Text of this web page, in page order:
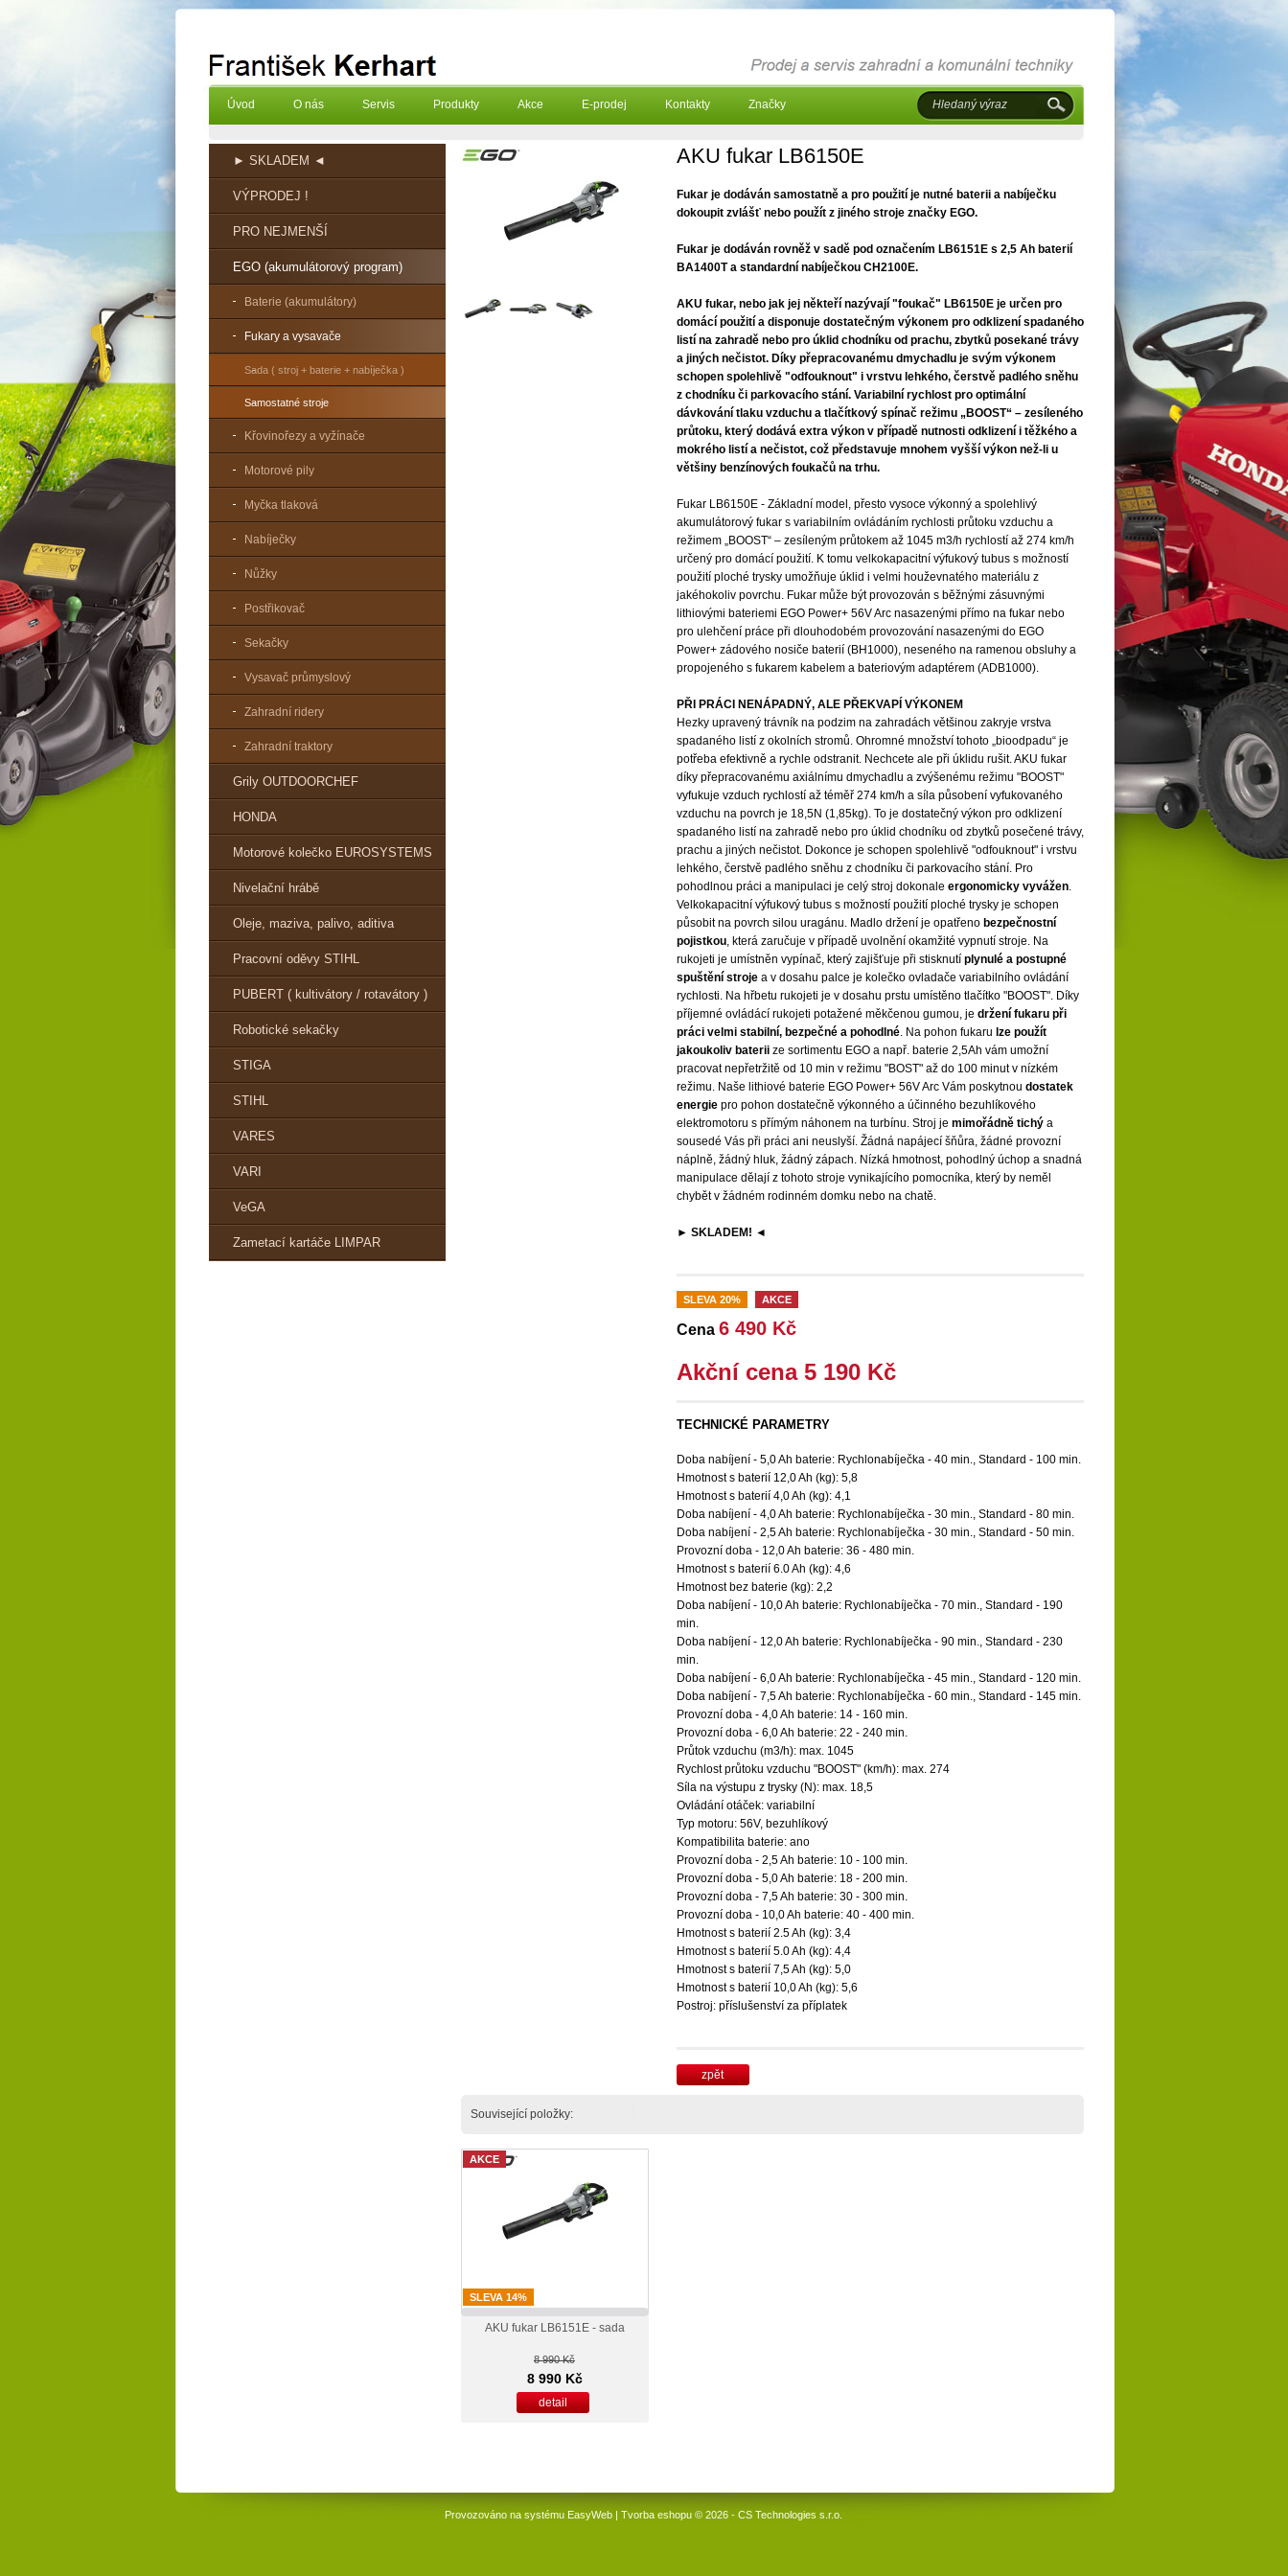
Úvod O nás Servis Produkty Akce E-prodej Kontakty Značky
► SKLADEM ◄
VÝPRODEJ !
PRO NEJMENŠÍ
EGO (akumulátorový program)
Baterie (akumulátory)
Fukary a vysavače
Sada ( stroj + baterie + nabíječka )
Samostatné stroje
Křovinořezy a vyžínače
Motorové pily
Myčka tlaková
Nabíječky
Nůžky
Postřikovač
Sekačky
Vysavač průmyslový
Zahradní ridery
Zahradní traktory
Grily OUTDOORCHEF
HONDA
Motorové kolečko EUROSYSTEMS
Nivelační hrábě
Oleje, maziva, palivo, aditiva
Pracovní oděvy STIHL
PUBERT ( kultivátory / rotavátory )
Robotické sekačky
STIGA
STIHL
VARES
VARI
VeGA
Zametací kartáče LIMPAR
AKU fukar LB6150E
Fukar je dodáván samostatně a pro použití je nutné baterii a nabíječku
dokoupit zvlášť nebo použít z jiného stroje značky EGO.
Fukar je dodáván rovněž v sadě pod označením LB6151E s 2,5 Ah baterií
BA1400T a standardní nabíječkou CH2100E.
AKU fukar, nebo jak jej někteří nazývají "foukač" LB6150E je určen pro
domácí použití a disponuje dostatečným výkonem pro odklizení spadaného
listí na zahradě nebo pro úklid chodníku od prachu, zbytků posekané trávy
a jiných nečistot. Díky přepracovanému dmychadlu je svým výkonem
schopen spolehlivě "odfouknout" i vrstvu lehkého, čerstvě padlého sněhu
z chodníku či parkovacího stání. Variabilní rychlost pro optimální
dávkování tlaku vzduchu a tlačítkový spínač režimu „BOOST“ – zesíleného
průtoku, který dodává extra výkon v případě nutnosti odklizení i těžkého a
mokrého listí a nečistot, což představuje mnohem vyšší výkon než-li u
většiny benzínových foukačů na trhu.
Fukar LB6150E - Základní model, přesto vysoce výkonný a spolehlivý
akumulátorový fukar s variabilním ovládáním rychlosti průtoku vzduchu a
režimem „BOOST“ – zesíleným průtokem až 1045 m3/h rychlostí až 274 km/h
určený pro domácí použití. K tomu velkokapacitní výfukový tubus s možností
použití ploché trysky umožňuje úklid i velmi houževnatého materiálu z
jakéhokoliv povrchu. Fukar může být provozován s běžnými zásuvnými
lithiovými bateriemi EGO Power+ 56V Arc nasazenými přímo na fukar nebo
pro ulehčení práce při dlouhodobém provozování nasazenými do EGO
Power+ zádového nosiče baterií (BH1000), neseného na ramenou obsluhy a
propojeného s fukarem kabelem a bateriovým adaptérem (ADB1000).
PŘI PRÁCI NENÁPADNÝ, ALE PŘEKVAPÍ VÝKONEM
Hezky upravený trávník na podzim na zahradách většinou zakryje vrstva
spadaného listí z okolních stromů. Ohromné množství tohoto „bioodpadu“ je
potřeba efektivně a rychle odstranit. Nechcete ale při úklidu rušit. AKU fukar
díky přepracovanému axiálnímu dmychadlu a zvýšenému režimu "BOOST"
vyfukuje vzduch rychlostí až téměř 274 km/h a síla působení vyfukovaného
vzduchu na povrch je 18,5N (1,85kg). To je dostatečný výkon pro odklizení
spadaného listí na zahradě nebo pro úklid chodníku od zbytků posečené trávy,
prachu a jiných nečistot. Dokonce je schopen spolehlivě "odfouknout" i vrstvu
lehkého, čerstvě padlého sněhu z chodníku či parkovacího stání. Pro
pohodlnou práci a manipulaci je celý stroj dokonale ergonomicky vyvážen.
Velkokapacitní výfukový tubus s možností použití ploché trysky je schopen
působit na povrch silou uragánu. Madlo držení je opatřeno bezpečnostní
pojistkou, která zaručuje v případě uvolnění okamžité vypnutí stroje. Na
rukojeti je umístněn vypínač, který zajišťuje při stisknutí plynulé a postupné
spuštění strojea v dosahu palce je kolečko ovladače variabilního ovládání
rychlosti. Na hřbetu rukojeti je v dosahu prstu umístěno tlačítko "BOOST". Díky
příjemné ovládácí rukojeti potažené měkčenou gumou, je držení fukaru při
práci velmi stabilní, bezpečné a pohodlné. Na pohon fukaru lze použít
jakoukoliv bateriize sortimentu EGO a např. baterie 2,5Ah vám umožní
pracovat nepřetržitě od 10 min v režimu "BOST" až do 100 minut v nízkém
režimu. Naše lithiové baterie EGO Power+ 56V Arc Vám poskytnou dostatek
energiepro pohon dostatečně výkonného a účinného bezuhlíkového
elektromotoru s přímým náhonem na turbínu. Stroj je mimořádně tichýa
sousedé Vás při práci ani neuslyší. Žádná napájecí šňůra, žádné provozní
náplně, žádný hluk, žádný zápach. Nízká hmotnost, pohodlný úchop a snadná
manipulace dělají z tohoto stroje vynikajícího pomocníka, který by neměl
chybět v žádném rodinném domku nebo na chatě.
► SKLADEM! ◄
SLEVA 20% AKCE
Cena 6 490 Kč
Akční cena 5 190 Kč
TECHNICKÉ PARAMETRY
Doba nabíjení - 5,0 Ah baterie: Rychlonabíječka - 40 min., Standard - 100 min.
Hmotnost s baterií 12,0 Ah (kg): 5,8
Hmotnost s baterií 4,0 Ah (kg): 4,1
Doba nabíjení - 4,0 Ah baterie: Rychlonabíječka - 30 min., Standard - 80 min.
Doba nabíjení - 2,5 Ah baterie: Rychlonabíječka - 30 min., Standard - 50 min.
Provozní doba - 12,0 Ah baterie: 36 - 480 min.
Hmotnost s baterií 6.0 Ah (kg): 4,6
Hmotnost bez baterie (kg): 2,2
Doba nabíjení - 10,0 Ah baterie: Rychlonabíječka - 70 min., Standard - 190
min.
Doba nabíjení - 12,0 Ah baterie: Rychlonabíječka - 90 min., Standard - 230
min.
Doba nabíjení - 6,0 Ah baterie: Rychlonabíječka - 45 min., Standard - 120 min.
Doba nabíjení - 7,5 Ah baterie: Rychlonabíječka - 60 min., Standard - 145 min.
Provozní doba - 4,0 Ah baterie: 14 - 160 min.
Provozní doba - 6,0 Ah baterie: 22 - 240 min.
Průtok vzduchu (m3/h): max. 1045
Rychlost průtoku vzduchu "BOOST" (km/h): max. 274
Síla na výstupu z trysky (N): max. 18,5
Ovládání otáček: variabilní
Typ motoru: 56V, bezuhlíkový
Kompatibilita baterie: ano
Provozní doba - 2,5 Ah baterie: 10 - 100 min.
Provozní doba - 5,0 Ah baterie: 18 - 200 min.
Provozní doba - 7,5 Ah baterie: 30 - 300 min.
Provozní doba - 10,0 Ah baterie: 40 - 400 min.
Hmotnost s baterií 2.5 Ah (kg): 3,4
Hmotnost s baterií 5.0 Ah (kg): 4,4
Hmotnost s baterií 7,5 Ah (kg): 5,0
Hmotnost s baterií 10,0 Ah (kg): 5,6
Postroj: příslušenství za příplatek
zpět
Související položky:
SLEVA 14%
AKCE
AKU fukar LB6151E - sada
8 990 Kč
8 990 Kč
detail
Provozováno na systému EasyWeb | Tvorba eshopu © 2026 - CS Technologies s.r.o.